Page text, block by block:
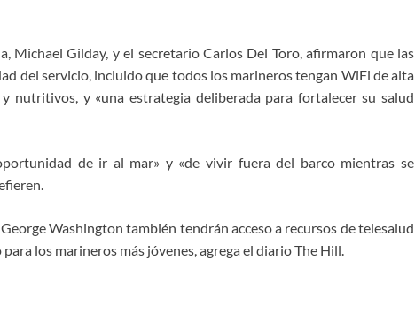
Michael Gilday, y el secretario Carlos Del Toro, afirmaron que las
del servicio, incluido que todos los marineros tengan WiFi de alta
nutritivos, y «una estrategia deliberada para fortalecer su salud
de ir al mar» y «de vivir fuera del barco mientras se
Washington también tendrán acceso a recursos de telesalud
los marineros más jóvenes, agrega el diario The Hill.